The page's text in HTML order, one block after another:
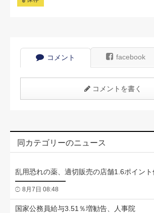
コメント facebook
コメントを書く
同カテゴリーのニュース
乱用恐れの薬、適切販売の店舗1.6ポイント
8月7日 08:48
国家公務員給与3.51％増勧告、人事院